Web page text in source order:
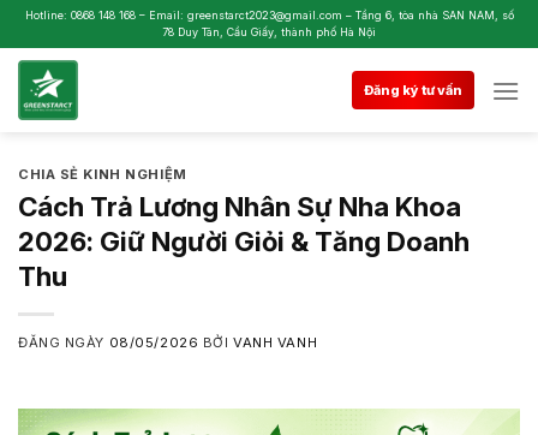
Skip
to
content
Hotline: 0868 148 168 – Email: greenstarct2023@gmail.com – Tầng 6, tòa nhà SAN NAM, số
78 Duy Tân, Cầu Giấy, thành phố Hà Nội
Đăng ký tư vấn
CHIA SẺ KINH NGHIỆM
Cách Trả Lương Nhân Sự Nha Khoa
2026: Giữ Người Giỏi & Tăng Doanh
Thu
ĐĂNG NGÀY 08/05/2026 BỞIVANH VANH